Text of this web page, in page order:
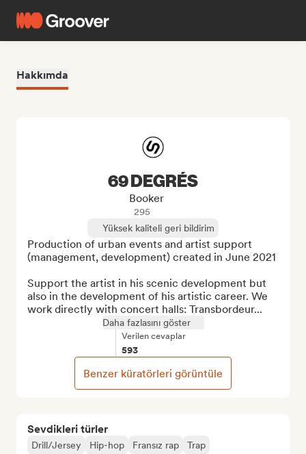
Hakkımda
Sevdikleri türler
Drill/Jersey Hip-hop Fransız rap Trap
69 DEGRÉS
Booker
295
Yüksek kaliteli geri bildirim
Production of urban events and artist support
(management, development) created in June 2021
Support the artist in his scenic development but
also in the development of his artistic career. We
work directly with concert halls: Transbordeur...
Daha fazlasını göster
Verilen cevaplar
593
Benzer küratörleri görüntüle